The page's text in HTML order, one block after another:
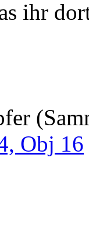
ihr
Obj 16